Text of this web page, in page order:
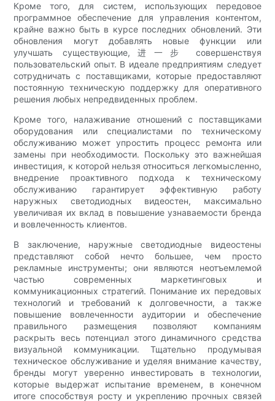
Кроме того, для систем, использующих передовое
программное обеспечение для управления контентом,
крайне важно быть в курсе последних обновлений. Эти
обновления могут добавлять новые функции или
улучшать существующие,进一步 совершенствуя
пользовательский опыт. В идеале предприятиям следует
сотрудничать с поставщиками, которые предоставляют
постоянную техническую поддержку для оперативного
решения любых непредвиденных проблем.
Кроме того, налаживание отношений с поставщиками
оборудования или специалистами по техническому
обслуживанию может упростить процесс ремонта или
замены при необходимости. Поскольку это важнейшая
инвестиция, к которой нельзя относиться легкомысленно,
внедрение проактивного подхода к техническому
обслуживанию гарантирует эффективную работу
наружных светодиодных видеостен, максимально
увеличивая их вклад в повышение узнаваемости бренда
и вовлеченность клиентов.
В заключение, наружные светодиодные видеостены
представляют собой нечто большее, чем просто
рекламные инструменты; они являются неотъемлемой
частью современных маркетинговых и
коммуникационных стратегий. Понимание их передовых
технологий и требований к долговечности, а также
повышение вовлеченности аудитории и обеспечение
правильного размещения позволяют компаниям
раскрыть весь потенциал этого динамичного средства
визуальной коммуникации. Тщательно продумывая
техническое обслуживание и уделяя внимание качеству,
бренды могут уверенно инвестировать в технологии,
которые выдержат испытание временем, в конечном
итоге способствуя росту и укреплению прочных связей